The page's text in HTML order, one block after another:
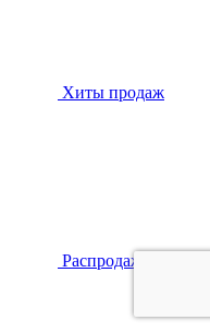
Хиты продаж
Распродажа